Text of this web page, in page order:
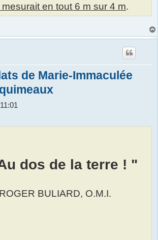
en tout 6 m sur 4 m.
de Marie-Immaculée
dos de la terre ! "
BULIARD, O.M.I.